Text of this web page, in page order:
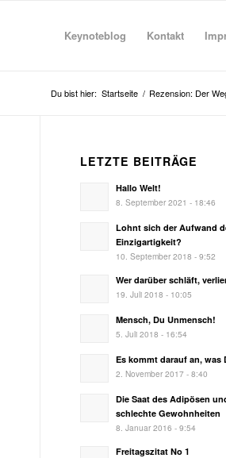
Keynoteblog Kontakt
Du bist hier: Startseite / Rezension: Der
LETZTE BEITRÄGE
Hallo Welt!
8. September 2021 - 18:46
Lohnt sich der Aufwand
Einzigartigkeit?
10. September 2018 - 9:52
Wer darüber schläft,
19. Juli 2018 - 10:05
Mensch, Du Unmensch!
5. Juli 2018 - 16:54
Es kommt darauf an, was
2. November 2017 - 8:40
Die Saat des Adipösen
schlechte Gewohnheiten
8. Januar 2016 - 9:54
Freitagszitat No 1